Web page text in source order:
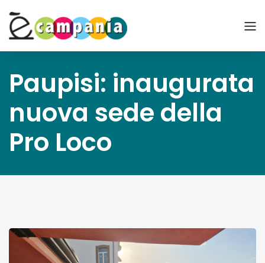
Paupisi: inaugurata
nuova sede della
Pro Loco